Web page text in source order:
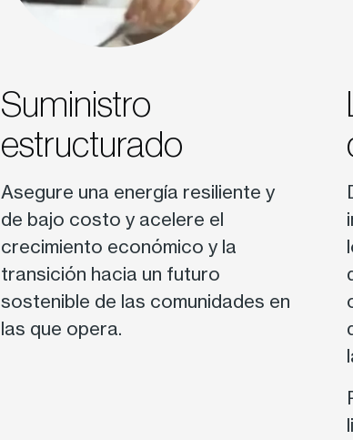
Suministro
estructurado
Asegure una energía resiliente y
de bajo costo y acelere el
crecimiento económico y la
transición hacia un futuro
sostenible de las comunidades en
las que opera.